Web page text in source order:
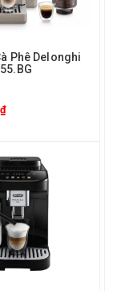
Phê Delonghi